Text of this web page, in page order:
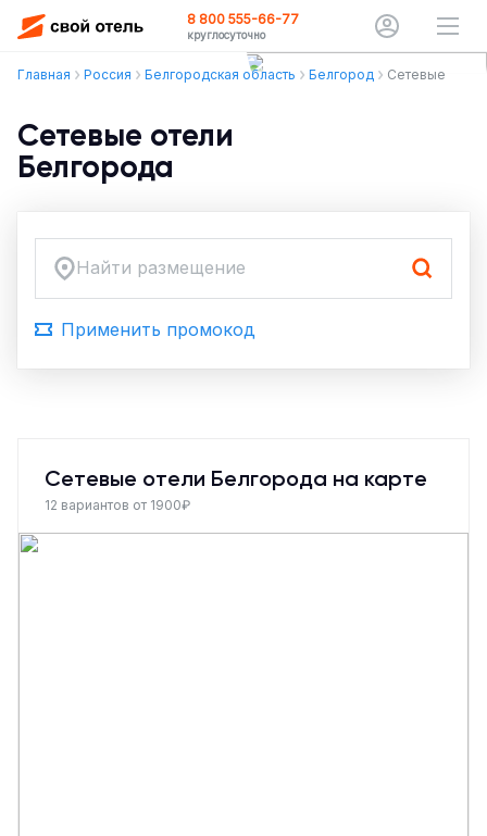
8 800 555-66-77
круглосуточно
Главная Россия Белгородская область Белгород Сетевые
Сетевые отели
Белгорода
Найти размещение
Применить промокод
Сетевые отели Белгорода на карте
12 вариантов от 1900₽